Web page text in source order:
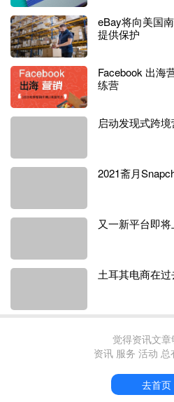
eBay将向美国
提供保护
Facebook 出海
练营
启动发现式跨境营销
又一新平台即将上线！微软进军跨
觉得资讯文章
去首页
暂无评论，快来